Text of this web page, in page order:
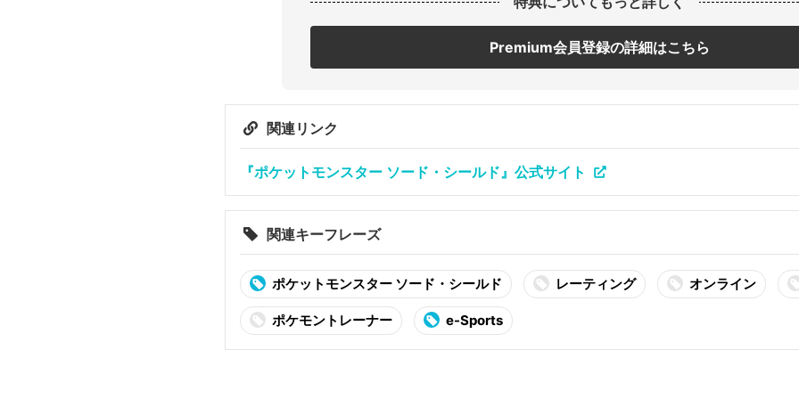
Premium会員登録の詳細はこちら
関連リンク
『ポケットモンスター ソード・シールド』公式サイト
関連キーフレーズ
ポケットモンスター ソード・シールド レーティング オンライン
ポケモントレーナー e-Sports